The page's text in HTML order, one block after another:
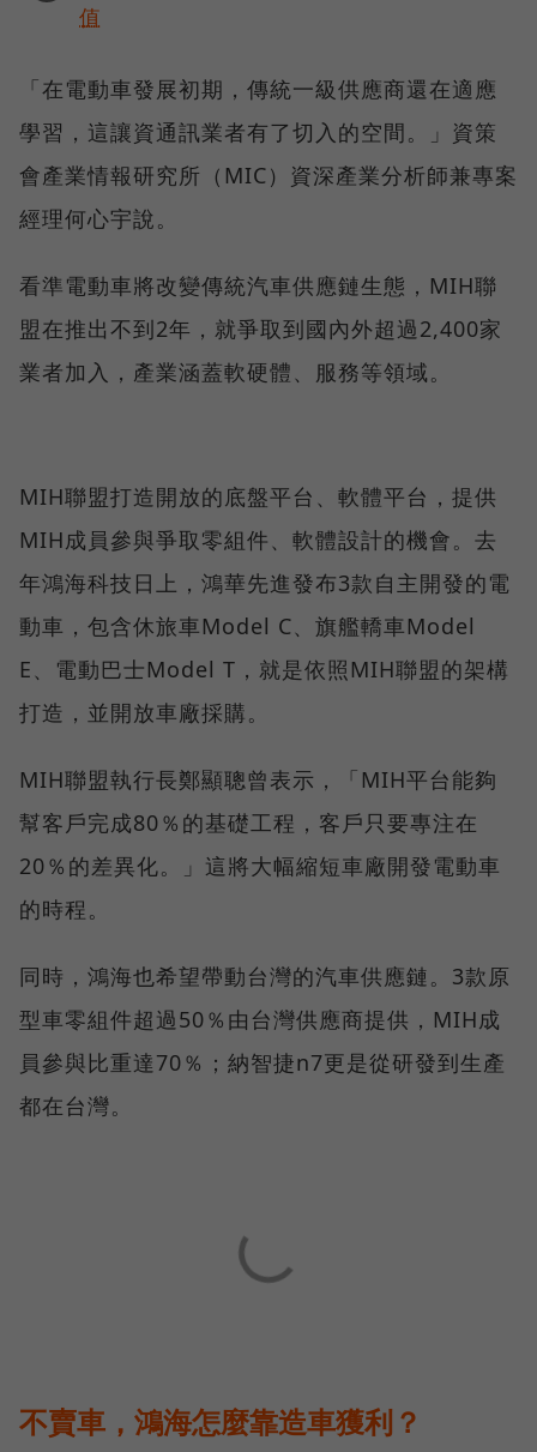
值
「在電動車發展初期，傳統一級供應商還在適應
學習，這讓資通訊業者有了切入的空間。」資策
會產業情報研究所（MIC）資深產業分析師兼專案
經理何心宇說。
看準電動車將改變傳統汽車供應鏈生態，MIH聯
盟在推出不到2年，就爭取到國內外超過2,400家
業者加入，產業涵蓋軟硬體、服務等領域。
MIH聯盟打造開放的底盤平台、軟體平台，提供
MIH成員參與爭取零組件、軟體設計的機會。去
年鴻海科技日上，鴻華先進發布3款自主開發的電
動車，包含休旅車Model C、旗艦轎車Model
E、電動巴士Model T，就是依照MIH聯盟的架構
打造，並開放車廠採購。
MIH聯盟執行長鄭顯聰曾表示，「MIH平台能夠
幫客戶完成80％的基礎工程，客戶只要專注在
20％的差異化。」這將大幅縮短車廠開發電動車
的時程。
同時，鴻海也希望帶動台灣的汽車供應鏈。3款原
型車零組件超過50％由台灣供應商提供，MIH成
員參與比重達70％；納智捷n7更是從研發到生產
都在台灣。
不賣車，鴻海怎麼靠造車獲利？